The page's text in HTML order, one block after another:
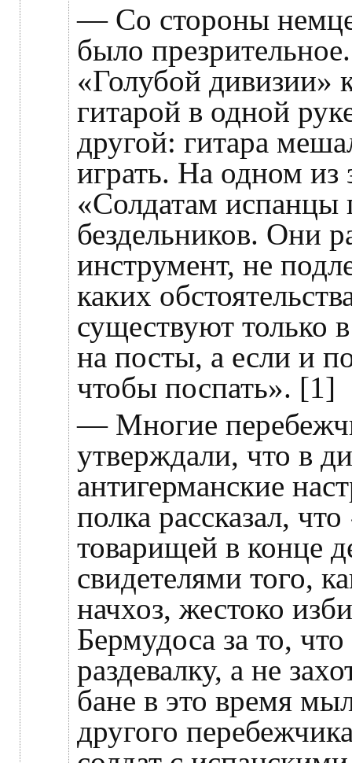
— Со стороны
было
«Голубой дивизии»
гитарой в одной
другой: гитара
играть. На одном из
«Солдатам испанцы
бездельников. Они
инструмент, не
каких
существуют только
на посты, а если и
чтобы поспать». [1]
— Многие
утверждали, что в
антигерманские
полка рассказал,
товарищей в конце
свидетелями того,
начхоз, жестоко
Бермудоса за то,
раздевалку, а не
бане в это время
другого